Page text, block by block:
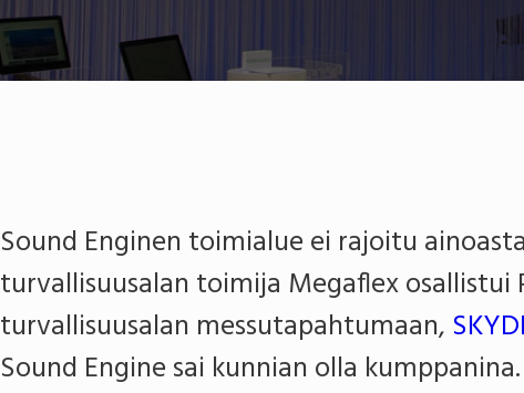
Sound Enginen toimialue ei rajoitu
turvallisuusalan toimija Megaflex osallistui
turvallisuusalan messutapahtumaan,
Sound Engine sai kunnian olla kumppanina.